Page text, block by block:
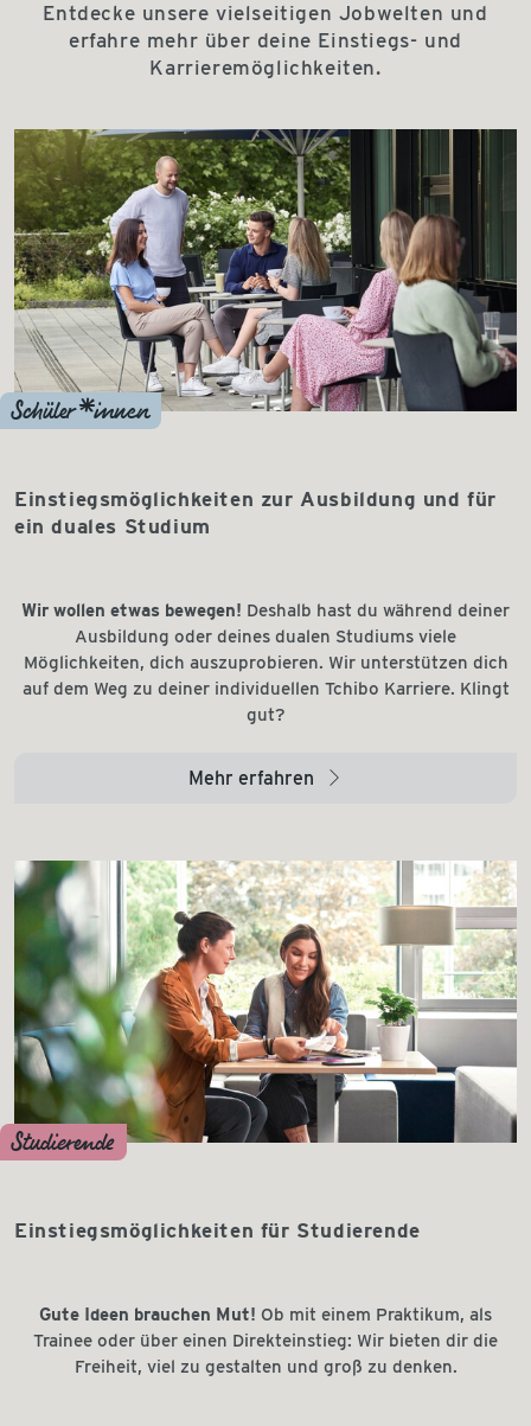
Entdecke unsere vielseitigen Jobwelten und
erfahre mehr über deine Einstiegs- und
Karrieremöglichkeiten.
Schüler*innen
Einstiegsmöglichkeiten zur Ausbildung und für
ein duales Studium
Wir wollen etwas bewegen! Deshalb hast du während deiner
Ausbildung oder deines dualen Studiums viele
Möglichkeiten, dich auszuprobieren. Wir unterstützen dich
auf dem Weg zu deiner individuellen Tchibo Karriere. Klingt
gut?
Mehr erfahren arrow_right
Studierende
Einstiegsmöglichkeiten für Studierende
Gute Ideen brauchen Mut! Ob mit einem Praktikum, als
Trainee oder über einen Direkteinstieg: Wir bieten dir die
Freiheit, viel zu gestalten und groß zu denken.